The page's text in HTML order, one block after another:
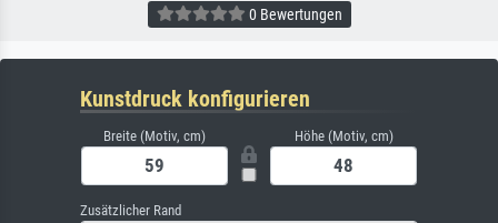
0 Bewertungen
Kunstdruck konfigurieren
Breite (Motiv, cm) Höhe (Motiv, cm)
Zusätzlicher Rand